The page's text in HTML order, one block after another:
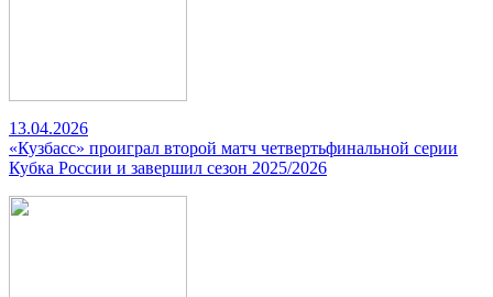
13.04.2026
«Кузбасс» проиграл второй матч четвертьфинальной серии
Кубка России и завершил сезон 2025/2026